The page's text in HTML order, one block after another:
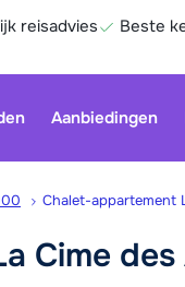
reisadvies Beste
Aanbiedingen
Chalet-appartement
Cime des